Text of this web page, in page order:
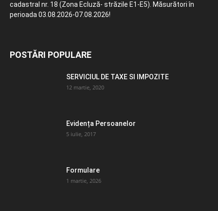
cadastral nr. 18 (Zona Ecluză- străzile E1-E5). Măsurători în
perioada 03.08.2026-07.08.2026!
POSTĂRI POPULARE
SERVICIUL DE TAXE SI IMPOZITE
12 martie, 2020
Evidența Persoanelor
5 iulie, 2017
Formulare
1 martie, 2026